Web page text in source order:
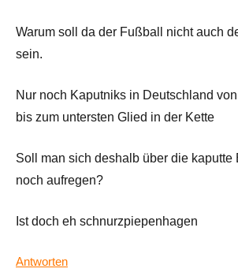
Warum soll da der Fußball nicht auch
sein.
Nur noch Kaputniks in Deutschland
bis zum untersten Glied in der Kette
Soll man sich deshalb über die kaputte
noch aufregen?
Ist doch eh schnurzpiepenhagen
Antworten